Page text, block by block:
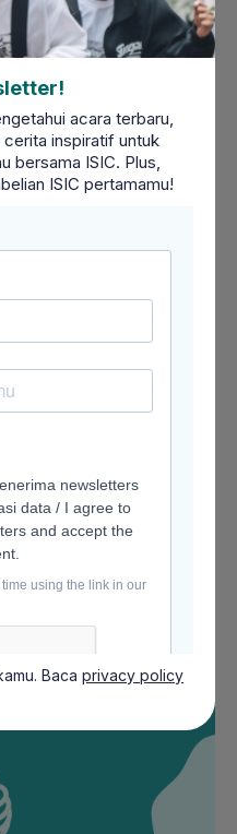
personal, dan
kelas
jalan beasiswa
akan jadi
yang terbuka, apa
tanpa harus
yang tinggi maupun
nikmati hasilnya
terlalu stress.
sambil dengar
apapun yang bekerja
acara terbaru,
inspiratif untuk
bersama ISIC. Plus,
ISIC pertamamu!
Baca privacy policy